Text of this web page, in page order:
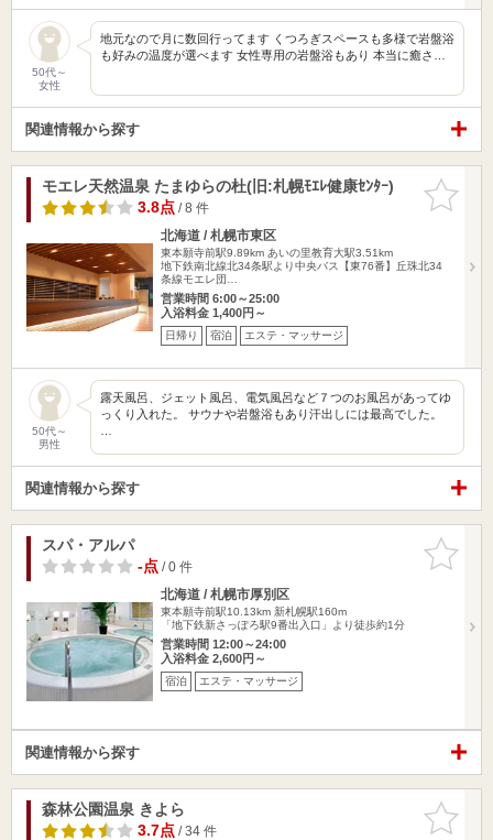
50代～
女性
地元なので月に数回行ってます くつろぎスペースも多様で岩盤浴
も好みの温度が選べます 女性専用の岩盤浴もあり 本当に癒さ…
関連情報から探す
お気に入
りに追加
モエレ天然温泉 たまゆらの杜(旧:札幌ﾓｴﾚ健康ｾﾝﾀｰ)
3.8点/ 8 件
北海道 / 札幌市東区
東本願寺前駅9.89km あいの里教育大駅3.51km
地下鉄南北線北34条駅より中央バス【東76番】丘珠北34
条線モエレ団…
営業時間 6:00～25:00
入浴料金 1,400円～
日帰り 宿泊 エステ・マッサージ
50代～
男性
露天風呂、ジェット風呂、電気風呂など７つのお風呂があってゆ
っくり入れた。 サウナや岩盤浴もあり汗出しには最高でした。
関連情報から探す
お気に入
りに追加
スパ・アルパ
-点/ 0 件
北海道 / 札幌市厚別区
東本願寺前駅10.13km 新札幌駅160m
「地下鉄新さっぽろ駅9番出入口」より徒歩約1分
営業時間 12:00～24:00
入浴料金 2,600円～
宿泊 エステ・マッサージ
関連情報から探す
お気に入
りに追加
森林公園温泉 きよら
3.7点/ 34 件